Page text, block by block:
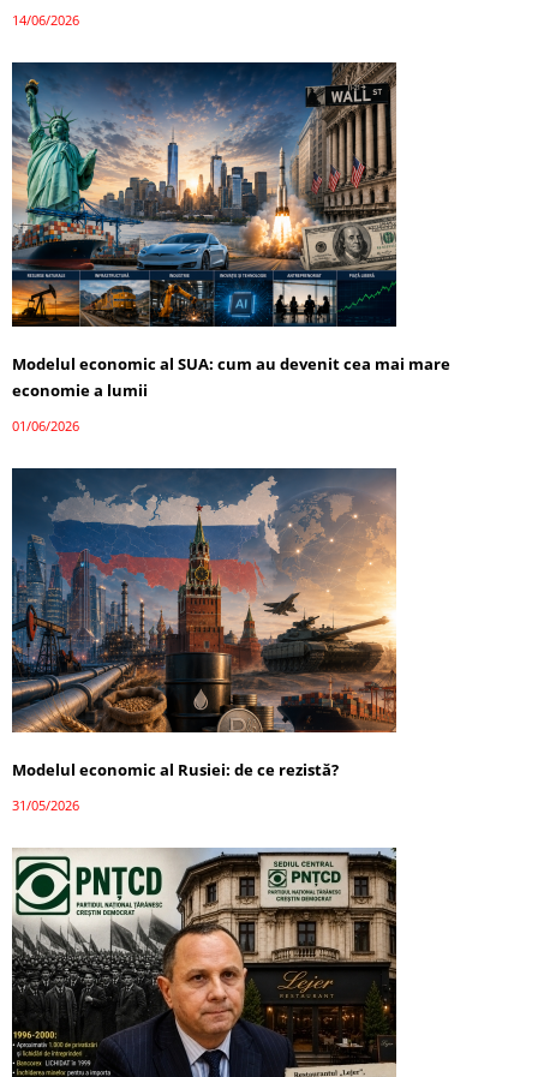
14/06/2026
Modelul economic al SUA: cum au devenit cea mai mare
economie a lumii
01/06/2026
Modelul economic al Rusiei: de ce rezistă?
31/05/2026